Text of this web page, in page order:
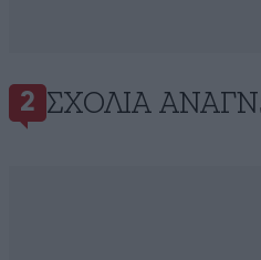
2 ΣΧΌΛΙΑ